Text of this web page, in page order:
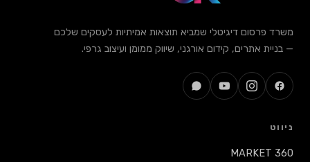
משרד פרסום דיגיטלי שמביא תוצאות אמיתיות לעסקים שלכם
— בניית אתרים, קידום אורגני, שיווק ממומן ועיצוב גרפי.
ניווט
MARKET 360